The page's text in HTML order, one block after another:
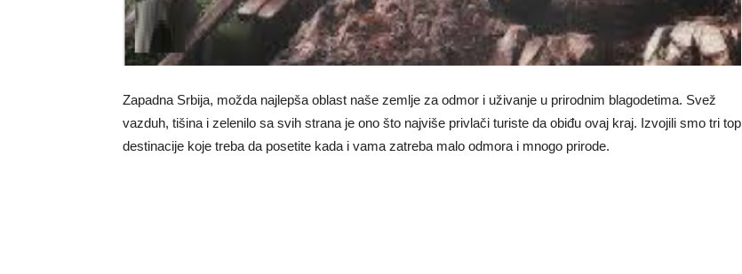
Zapadna Srbija, možda najlepša oblast naše zemlje za odmor i uživanje u prirodnim blagodetima. Svež
vazduh, tišina i zelenilo sa svih strana je ono što najviše privlači turiste da obiđu ovaj kraj. Izvojili smo tri top
destinacije koje treba da posetite kada i vama zatreba malo odmora i mnogo prirode.